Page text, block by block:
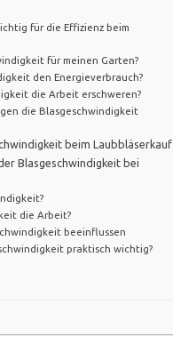
für die Effizienz beim
für meinen Garten?
den Energieverbrauch?
die Arbeit erschweren?
die Blasgeschwindigkeit
beim Laubbläserkauf
Blasgeschwindigkeit bei
die Arbeit?
beeinflussen
praktisch wichtig?